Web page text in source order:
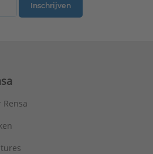
Inschrijven
Rensa